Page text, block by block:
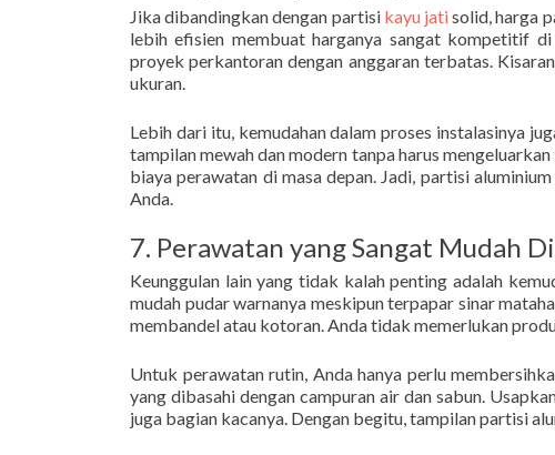
Jika dibandingkan dengan partisikayu jatisolid, harga
lebih efisien membuat harganya sangat kompetitif
proyek perkantoran dengan anggaran terbatas.
ukuran.
Lebih dari itu, kemudahan dalam proses instalasinya
tampilan mewah dan modern tanpa harus
biaya perawatan di masa depan. Jadi, partisi
Anda.
7. Perawatan yang Sangat Mudah
Keunggulan lain yang tidak kalah penting adalah
mudah pudar warnanya meskipun terpapar sinar
membandel atau kotoran. Anda tidak memerlukan
Untuk perawatan rutin, Anda hanya perlu
yang dibasahi dengan campuran air dan sabun.
juga bagian kacanya. Dengan begitu, tampilan partisi